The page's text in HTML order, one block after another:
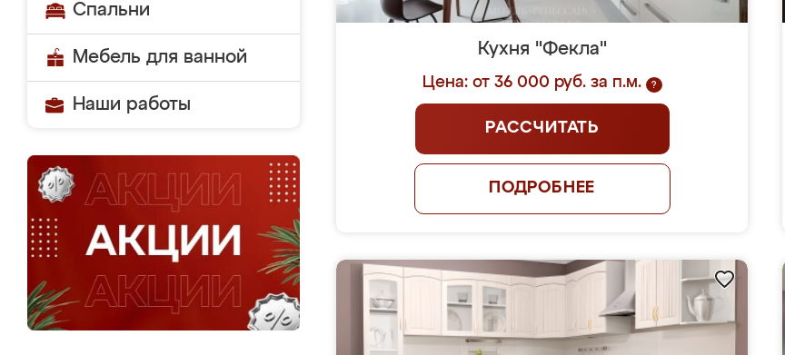
Спальни
Мебель для ванной
Наши работы
Кухня "Фекла"
Цена: от 36 000 руб. за п.м. ?
РАССЧИТАТЬ
ПОДРОБНЕЕ